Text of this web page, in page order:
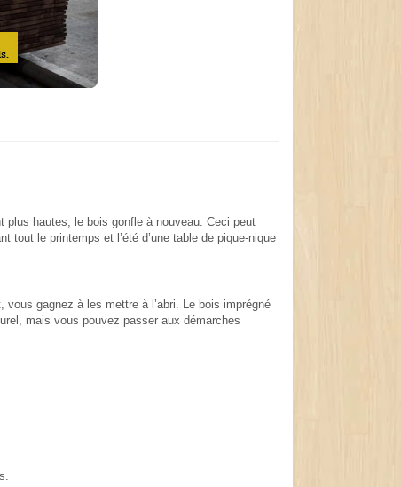
plus hautes, le bois gonfle à nouveau. Ceci peut
le printemps et l’été d’une table de pique-nique
gagnez à les mettre à l’abri. Le bois imprégné
mais vous pouvez passer aux démarches